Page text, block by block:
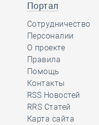
Портал
Сотрудничество
Персоналии
О проекте
Правила
Помощь
Контакты
RSS Новостей
RRS Статей
Карта сайта